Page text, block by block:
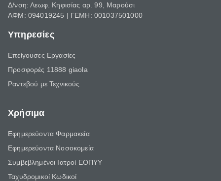
Δ/νση: Λεωφ. Κηφισίας αρ. 99, Μαρούσι
ΑΦΜ: 094019245 | ΓΕΜΗ: 001037501000
Υπηρεσίες
Επείγουσες Εργασίες
Προσφορές 11888 giaola
Ραντεβού με Τεχνικούς
Χρήσιμα
Εφημερεύοντα Φαρμακεία
Εφημερεύοντα Νοσοκομεία
Συμβεβλημένοι Ιατροί ΕΟΠΥΥ
Ταχυδρομικοί Κωδικοί